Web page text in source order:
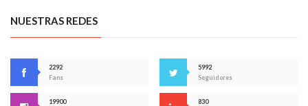
NUESTRAS REDES
2292
Fans
5992
Seguidores
19900 830